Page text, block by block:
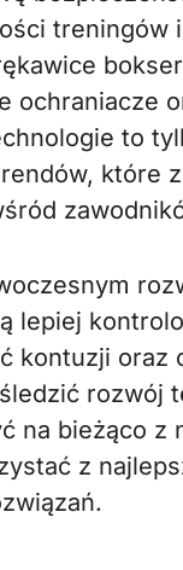
treningów
ochraniacze
to
które
lepiej
kontuzji oraz
rozwój
na bieżąco z
z